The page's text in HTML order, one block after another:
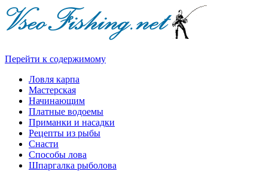
Перейти к содержимому
Ловля карпа
Мастерская
Начинающим
Платные водоемы
Приманки и насадки
Рецепты из рыбы
Снасти
Способы лова
Шпаргалка рыболова